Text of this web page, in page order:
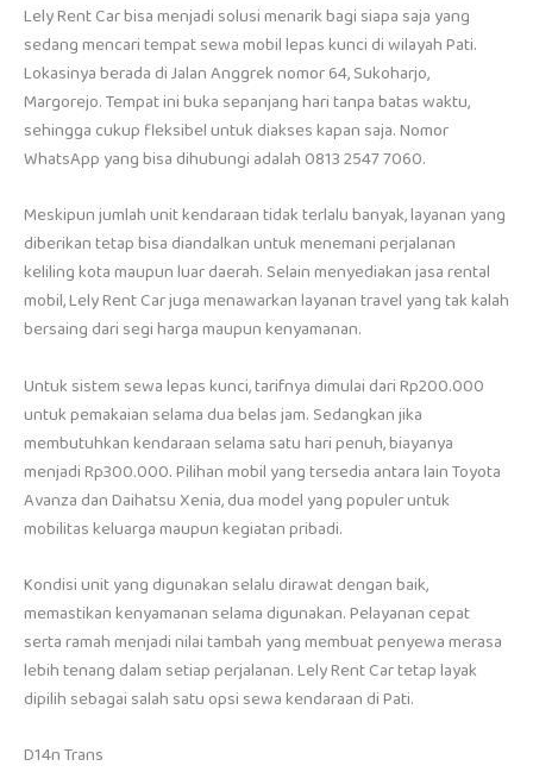
Lely Rent Car bisa menjadi solusi menarik bagi siapa saja yang
sedang mencari tempat sewa mobil lepas kunci di wilayah Pati.
Lokasinya berada di Jalan Anggrek nomor 64, Sukoharjo,
Margorejo. Tempat ini buka sepanjang hari tanpa batas waktu,
sehingga cukup fleksibel untuk diakses kapan saja. Nomor
WhatsApp yang bisa dihubungi adalah 0813 2547 7060.
Meskipun jumlah unit kendaraan tidak terlalu banyak, layanan yang
diberikan tetap bisa diandalkan untuk menemani perjalanan
keliling kota maupun luar daerah. Selain menyediakan jasa rental
mobil, Lely Rent Car juga menawarkan layanan travel yang tak kalah
bersaing dari segi harga maupun kenyamanan.
Untuk sistem sewa lepas kunci, tarifnya dimulai dari Rp200.000
untuk pemakaian selama dua belas jam. Sedangkan jika
membutuhkan kendaraan selama satu hari penuh, biayanya
menjadi Rp300.000. Pilihan mobil yang tersedia antara lain Toyota
Avanza dan Daihatsu Xenia, dua model yang populer untuk
mobilitas keluarga maupun kegiatan pribadi.
Kondisi unit yang digunakan selalu dirawat dengan baik,
memastikan kenyamanan selama digunakan. Pelayanan cepat
serta ramah menjadi nilai tambah yang membuat penyewa merasa
lebih tenang dalam setiap perjalanan. Lely Rent Car tetap layak
dipilih sebagai salah satu opsi sewa kendaraan di Pati.
D14n Trans